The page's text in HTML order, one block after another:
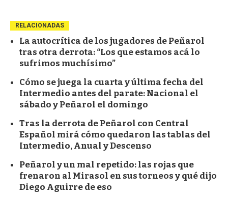
RELACIONADAS
La autocrítica de los jugadores de Peñarol
tras otra derrota: “Los que estamos acá lo
sufrimos muchísimo”
Cómo se juega la cuarta y última fecha del
Intermedio antes del parate: Nacional el
sábado y Peñarol el domingo
Tras la derrota de Peñarol con Central
Español mirá cómo quedaron las tablas del
Intermedio, Anual y Descenso
Peñarol y un mal repetido: las rojas que
frenaron al Mirasol en sus torneos y qué dijo
Diego Aguirre de eso